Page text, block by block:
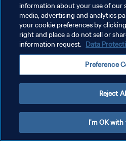
プライバシーポリシー
サービス利用規約
クッキー設定の管理
information about your use of our
media, advertising and analytics
your cookie preferences by
right and place a do not sell or
information request. Data
Preference
Reject
I'm OK